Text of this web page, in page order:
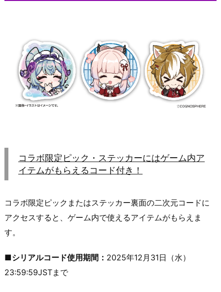
コラボ限定ピック・ステッカーにはゲーム内ア
イテムがもらえるコード付き！
コラボ限定ピックまたはステッカー裏面の二次元コードに
アクセスすると、ゲーム内で使えるアイテムがもらえま
す。
■シリアルコード使用期間： 2025年12月31日（水）
23:59:59JSTまで